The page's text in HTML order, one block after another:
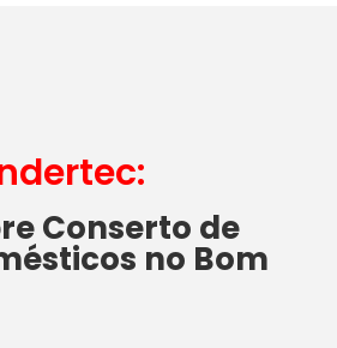
Conserto de
no Bom